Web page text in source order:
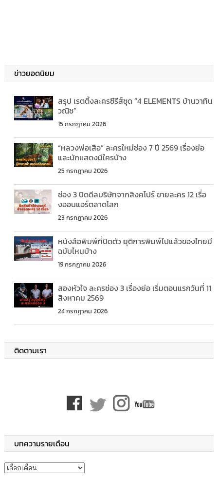
ข่าวยอดนิยม
สรุป เรตติ้งละครซีรีส์ชุด “4 ELEMENTS บ้านวาทิน
วณิช”
15 กรกฎาคม 2026
“หลวงพ่อเสือ” ละครใหม่ช่อง 7 ปี 2569 เรื่องย่อ
และนักแสดงมีใครบ้าง
25 กรกฎาคม 2026
ช่อง 3 ปิดดีลบริษัทจากสิงคโปร์ ขายละคร 12 เรื่อ
งออนแอร์ตลาดโลก
23 กรกฎาคม 2026
หนังสือพิมพ์ที่ปิดตัว ยุติการพิมพ์ไปแล้วของไทยมี
ฉบับไหนบ้าง
19 กรกฎาคม 2026
สองหัวใจ ละครช่อง 3 เรื่องย่อ เริ่มตอนแรกวันที่ 11
สิงหาคม 2569
24 กรกฎาคม 2026
ติดตามเรา
บทความรายเดือน
บทความรายเดือน